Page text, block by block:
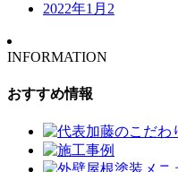
2022年1月 2
INFORMATION
おすすめ情報